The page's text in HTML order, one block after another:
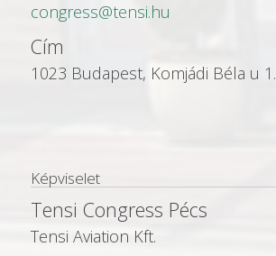
congress@tensi.hu
Cím
1023 Budapest, Komjádi Béla u 1.
Képviselet
Tensi Congress Pécs
Tensi Aviation Kft.